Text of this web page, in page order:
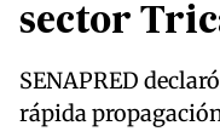
sector
SENAPRED
rápida